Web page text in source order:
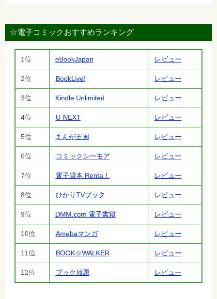
☆電子コミックおすすめランキング
1位 eBookJapan レビュー
2位 BookLive! レビュー
3位 Kindle Unlimited レビュー
4位 U-NEXT レビュー
5位 まんが王国 レビュー
6位 コミックシーモア レビュー
7位 電子貸本 Renta！ レビュー
8位 ひかりTVブック レビュー
9位 DMM.com 電子書籍 レビュー
10位 Amebaマンガ レビュー
11位 BOOK☆WALKER レビュー
12位 ブック放題 レビュー